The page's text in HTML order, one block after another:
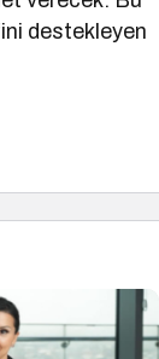
destekleyen